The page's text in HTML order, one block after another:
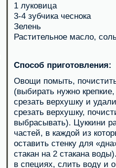
1 луковица
3-4 зубчика чеснока
Зелень
Растительное масло,
Способ приготовления:
Овощи помыть,
(выбирать нужно
срезать верхушку и
срезать верхушку,
выбрасывать). Цуккини
частей, в каждой из
оставить стенку для
стакан на 2 стакана
в специях, слить воду и